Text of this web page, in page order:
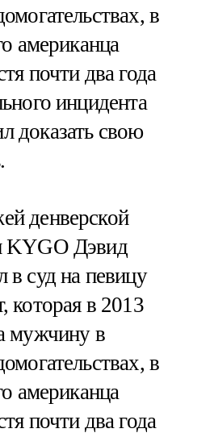
в
американца
почти два года
инцидента
доказать свою
денверской
KYGO Дэвид
суд на певицу
которая в 2013
мужчину в
в
американца
почти два года